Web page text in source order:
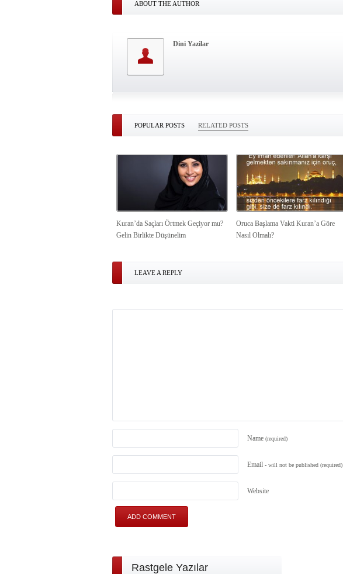
ABOUT THE AUTHOR
Dini Yazilar
POPULAR POSTS RELATED POSTS
Kuran’da Saçları Örtmek Geçiyor mu?
Gelin Birlikte Düşünelim
Oruca Başlama Vakti Kuran’a Göre
Nasıl Olmalı?
LEAVE A REPLY
Name (required)
Email - will not be published (required)
Website
Rastgele Yazılar